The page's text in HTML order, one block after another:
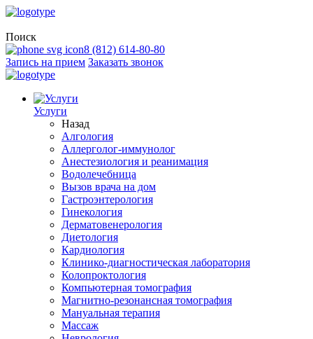
Поиск
8 (812) 614-80-80
Запись на прием Заказать звонок
Услуги
Назад
Алгология
Аллерголог-иммунолог
Анестезиология и реанимация
Водолечебница
Вызов врача на дом
Гастроэнтерология
Гинекология
Дерматовенерология
Диетология
Кардиология
Клинико-диагностическая лаборатория
Колопроктология
Компьютерная томография
Магнитно-резонансная томография
Мануальная терапия
Массаж